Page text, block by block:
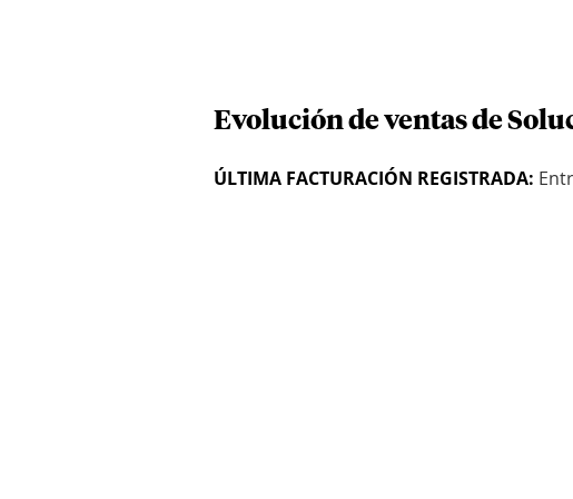
Evolución de ventas de
ÚLTIMA FACTURACIÓN REGISTRADA: